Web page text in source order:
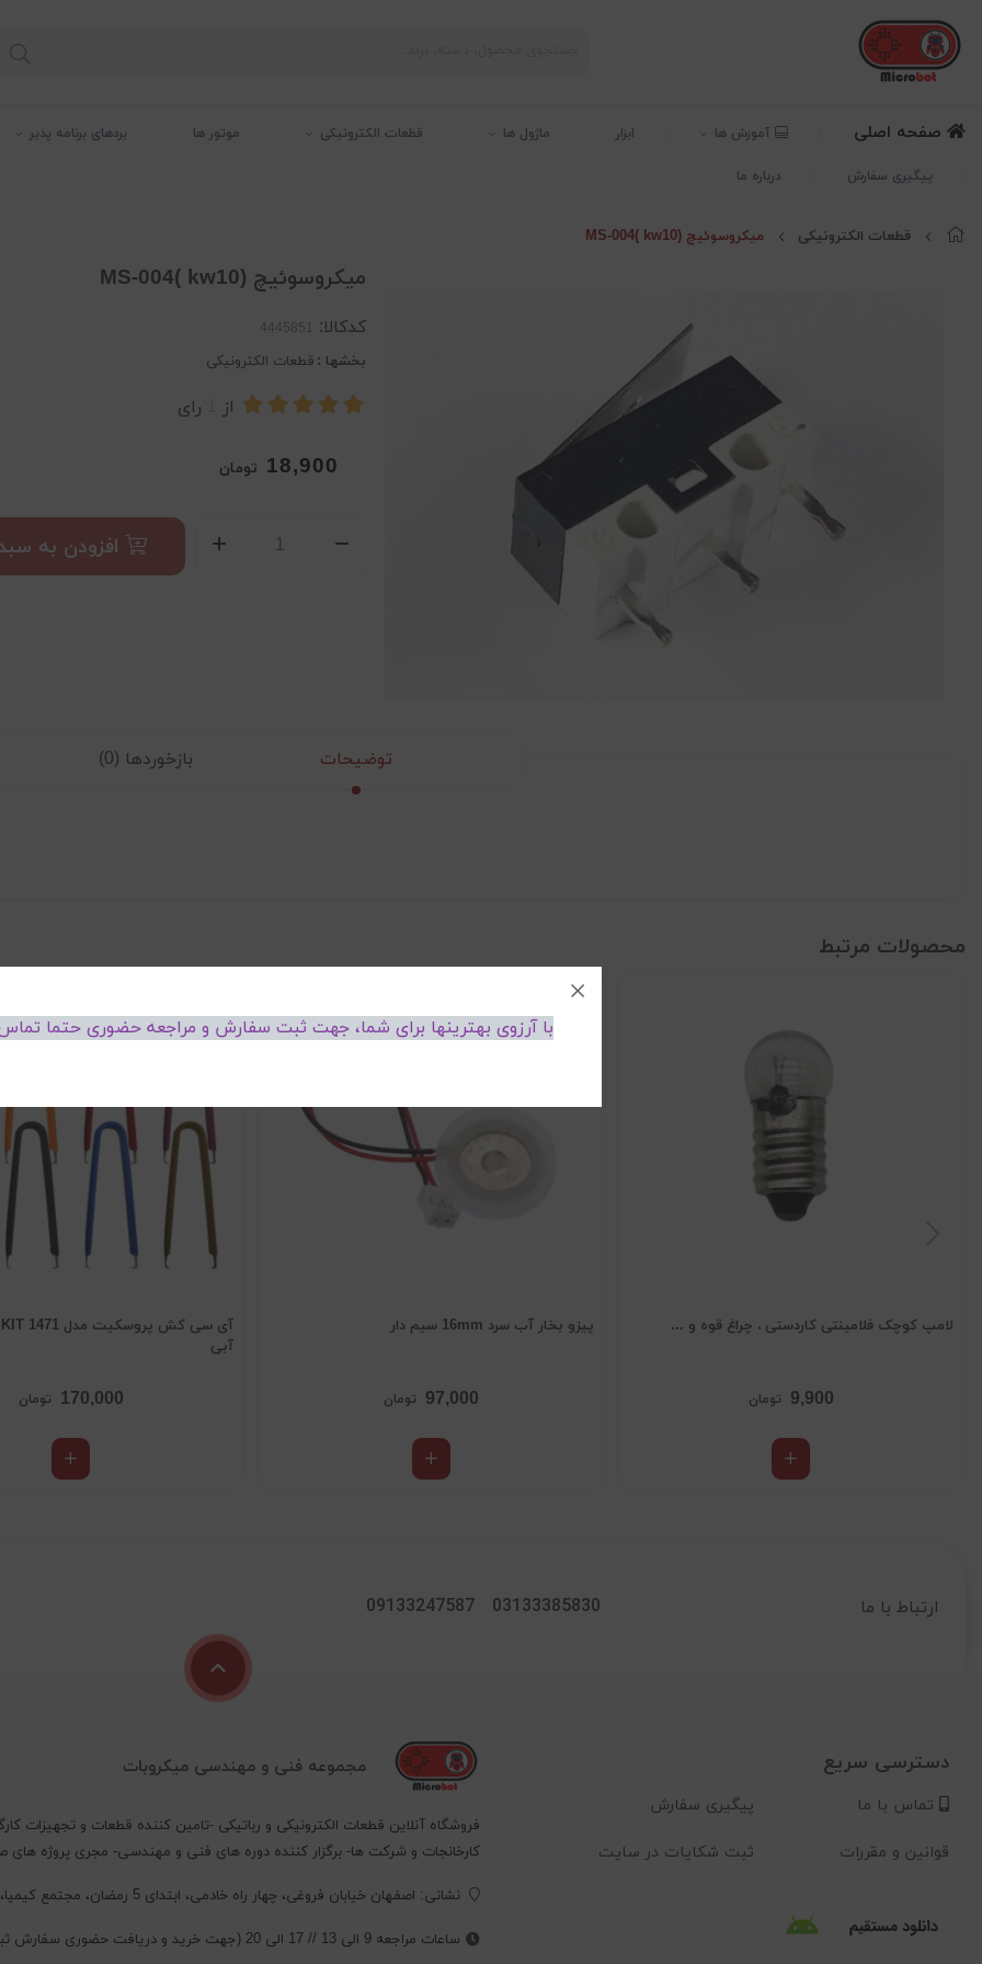
صفحه اصلی آموزش ها ابزار ماژول ها قطعات الکترونیکی موتور ها بردهای برنامه پذیر
پیگیری سفارش درباره ما
قطعات الکترونیکی میکروسوئیچ MS-004( kw10)
میکروسوئیچ MS-004( kw10)
کدکالا:
بخشها : قطعات الکترونیکی
از رای
18,900 تومان
افزودن به
توضیحات بازخوردها (0)
محصولات مرتبط
لامپ کوچک فلامینتی کاردستی ، چراغ قوه و ...
9,900 تومان
پیزو بخار آب سرد 16mm سیم دار
97,000 تومان
آبی
170,000 تومان
ارتباط با ما 03133385830
09133247587
دسترسی سریع
تماس با ما پیگیری سفارش
قوانین و مقررات ثبت شکایات در سایت
مجموعه فنی و مهندسی میکروبات
فروشگاه آنلاین قطعات الکترونیکی و رباتیکی -تامین کننده قطعات و تجهیزات
کارخانجات و شرکت ها- برگزار کننده دوره های فنی و مهندسی- مجری پروژه های
نشانی: اصفهان خیابان فروغی، چهار راه خادمی، ابتدای 5 رمضان، مجتمع کیمیا، پلاک 352 ،طبقه 2 ، واحد 4
ساعات مراجعه 9 الی 13 // 17 الی 20 (جهت خرید و دریافت حضوری سفارش ثبت شده حتما تماس بگیرید.)
با آرزوی بهترینها برای شما، جهت ثبت سفارش و مراجعه حضوری حتما